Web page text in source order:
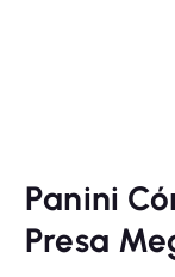
Panini
Presa